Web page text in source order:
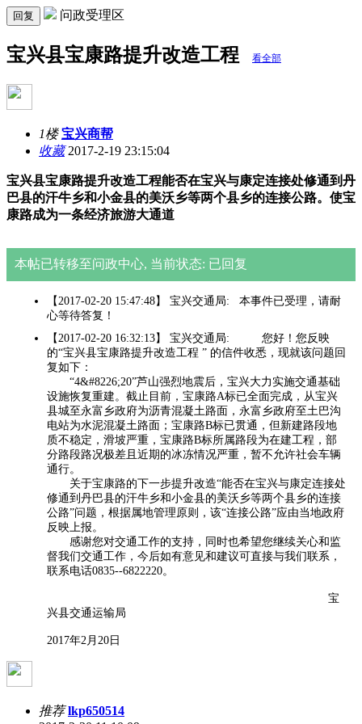
回复 问政受理区
宝兴县宝康路提升改造工程 看全部
1楼 宝兴商帮
收藏2017-2-19 23:15:04
宝兴县宝康路提升改造工程能否在宝兴与康定连接处修通到丹
巴县的汗牛乡和小金县的美沃乡等两个县乡的连接公路。使宝
康路成为一条经济旅游大通道
本帖已转移至问政中心, 当前状态: 已回复
【2017-02-20 15:47:48】 宝兴交通局: 本事件已受理，请耐
心等待答复！
【2017-02-20 16:32:13】 宝兴交通局: 您好！您反映
的“宝兴县宝康路提升改造工程 ” 的信件收悉，现就该问题回
复如下：
“4&#8226;20”芦山强烈地震后，宝兴大力实施交通基础
设施恢复重建。截止目前，宝康路A标已全面完成，从宝兴
县城至永富乡政府为沥青混凝土路面，永富乡政府至土巴沟
电站为水泥混凝土路面；宝康路B标已贯通，但新建路段地
质不稳定，滑坡严重，宝康路B标所属路段为在建工程，部
分路段路况极差且近期的冰冻情况严重，暂不允许社会车辆
通行。
关于宝康路的下一步提升改造“能否在宝兴与康定连接处
修通到丹巴县的汗牛乡和小金县的美沃乡等两个县乡的连接
公路”问题，根据属地管理原则，该“连接公路”应由当地政府
反映上报。
感谢您对交通工作的支持，同时也希望您继续关心和监
督我们交通工作，今后如有意见和建议可直接与我们联系，
联系电话0835--6822220。
宝
兴县交通运输局
2017年2月20日
推荐lkp650514